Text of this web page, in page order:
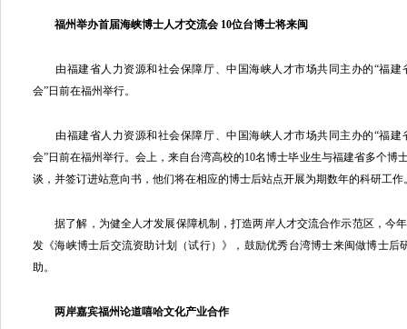
福州举办首届海峡博士人才交流会 10位台博士将来闽
由福建省人力资源和社会保障厅、中国海峡人才市场共同主办的“福建
会”日前在福州举行。
由福建省人力资源和社会保障厅、中国海峡人才市场共同主办的“福建
会”日前在福州举行。会上，来自台湾高校的10名博士毕业生与福建省多个博
谈，并签订进站意向书，他们将在相应的博士后站点开展为期数年的科研工作
据了解，为健全人才发展保障机制，打造两岸人才交流合作示范区，今
发《海峡博士后交流资助计划（试行）》，鼓励优秀台湾博士来闽做博士后
助。
两岸嘉宾福州论道嘻哈文化产业合作